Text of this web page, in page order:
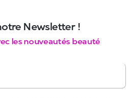
Newsletter !
les nouveautés beauté